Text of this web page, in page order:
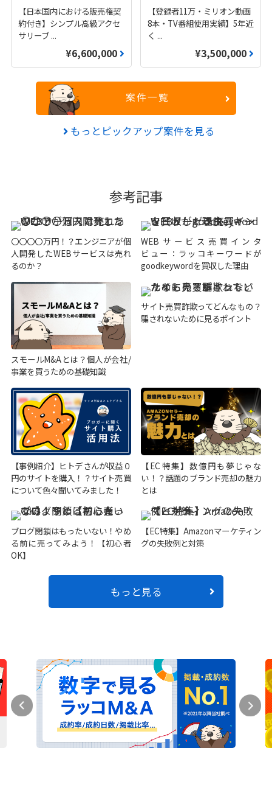
【日本国内における販売権契
約付き】シンプル高級アクセ
サリーブ ...
¥6,600,000
【登録者11万・ミリオン動画
8本・TV番組使用実績】5年近
く ...
¥3,500,000
案件一覧
もっとピックアップ案件を見る
参考記事
〇〇〇〇万円！？エンジニアが個
人開発したWEBサービスは売れ
るのか？
WEBサービス売買インタ
ビュー：ラッコキーワードが
goodkeywordを買収した理由
スモールM&Aとは？個人が会社/
事業を買うための基礎知識
サイト売買詐欺ってどんなもの？
騙されないために見るポイント
【事例紹介】ヒトデさんが収益０
円のサイトを購入！？サイト売買
について色々聞いてみました！
【EC特集】数億円も夢じゃな
い！？話題のブランド売却の魅力
とは
ブログ閉鎖はもったいない！やめ
る前に売ってみよう！【初心者
OK】
【EC特集】Amazonマーケティン
グの失敗例と対策
もっと見る